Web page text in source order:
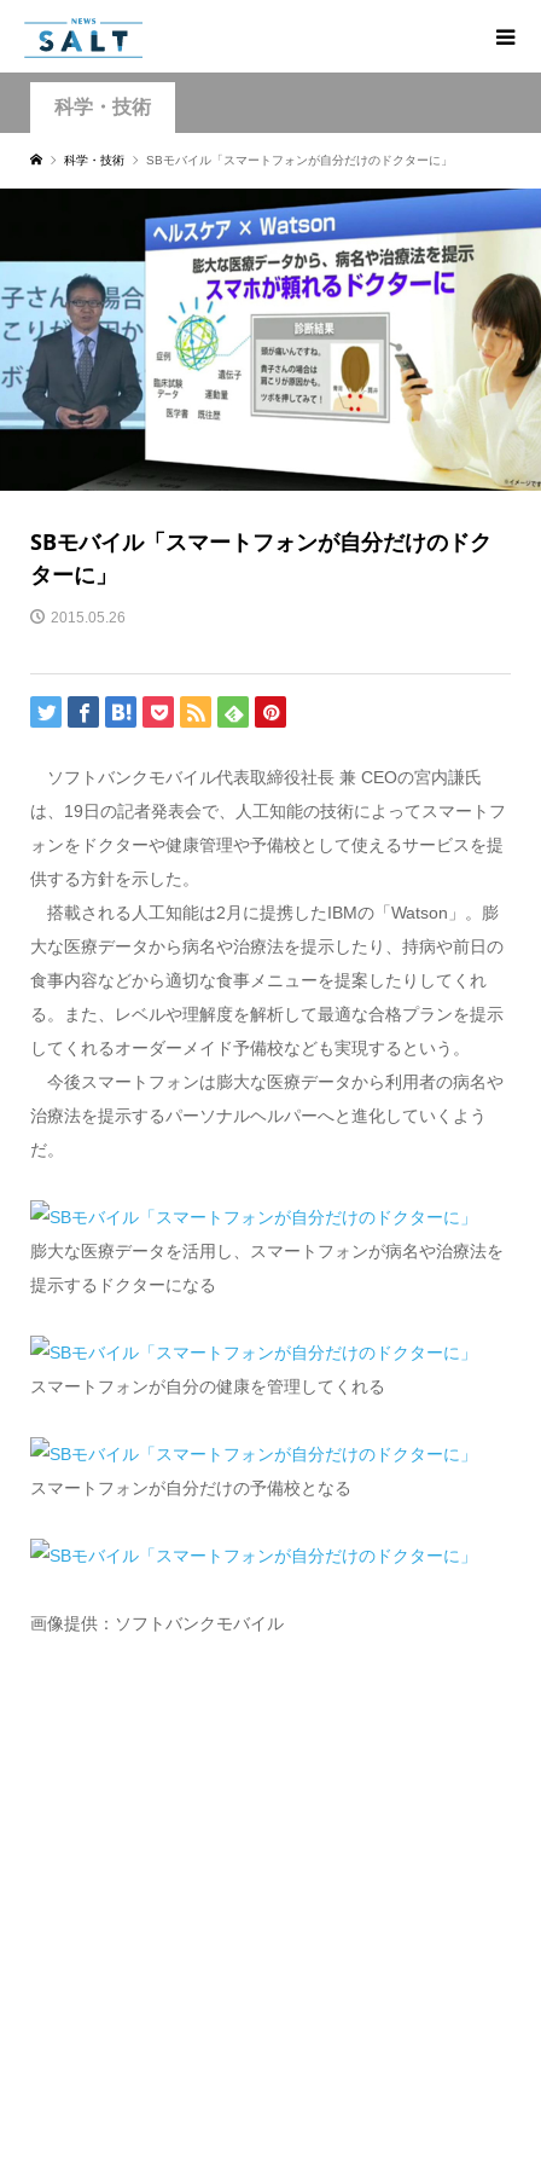
科学・技術
科学・技術 SBモバイル「スマートフォンが自分だけのドクターに」
SBモバイル「スマートフォンが自分だけのドク
ターに」
2015.05.26
ソフトバンクモバイル代表取締役社長 兼 CEOの宮内謙氏
は、19日の記者発表会で、人工知能の技術によってスマートフ
ォンをドクターや健康管理や予備校として使えるサービスを提
供する方針を示した。
搭載される人工知能は2月に提携したIBMの「Watson」。膨
大な医療データから病名や治療法を提示したり、持病や前日の
食事内容などから適切な食事メニューを提案したりしてくれ
る。また、レベルや理解度を解析して最適な合格プランを提示
してくれるオーダーメイド予備校なども実現するという。
今後スマートフォンは膨大な医療データから利用者の病名や
治療法を提示するパーソナルヘルパーへと進化していくよう
だ。
膨大な医療データを活用し、スマートフォンが病名や治療法を
提示するドクターになる
スマートフォンが自分の健康を管理してくれる
スマートフォンが自分だけの予備校となる
画像提供：ソフトバンクモバイル